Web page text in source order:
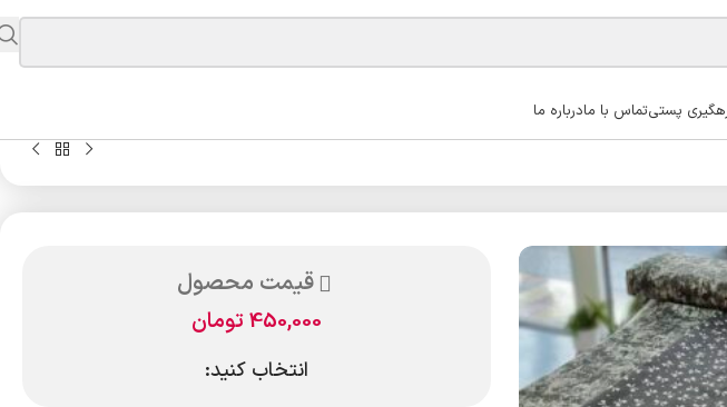
پستیتماس با مادرباره ما
قیمت محصول
450,000تومان
انتخاب کنید: